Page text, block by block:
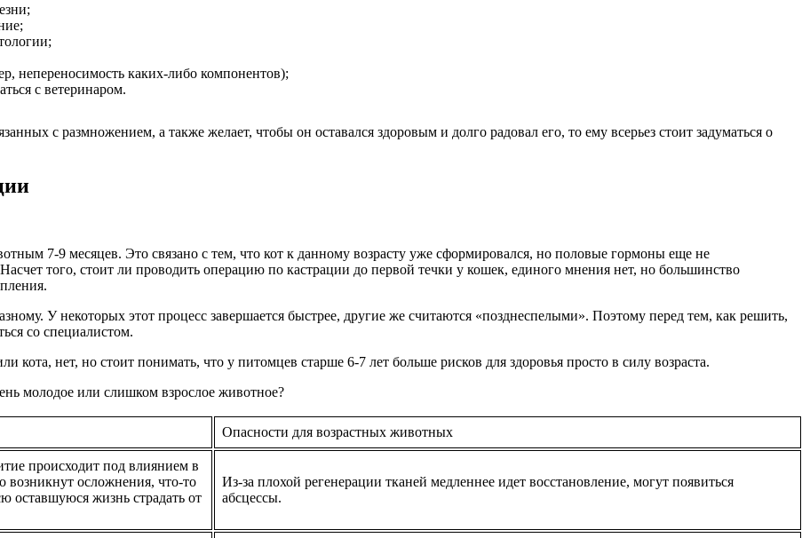
непереносимость каких-либо компонентов);
с ветеринаром.
с размножением, а также желает, чтобы он оставался здоровым и долго радовал его, то ему всерьез стоит задуматься о
7-9 месяцев. Это связано с тем, что кот к данному возрасту уже сформировался, но половые гормоны еще не
того, стоит ли проводить операцию по кастрации до первой течки у кошек, единого мнения нет, но большинство
У некоторых этот процесс завершается быстрее, другие же считаются «позднеспелыми». Поэтому перед тем, как решить,
со специалистом.
кота, нет, но стоит понимать, что у питомцев старше 6-7 лет больше рисков для здоровья просто в силу возраста.
молодое или слишком взрослое животное?
Опасности для возрастных животных
происходит под влиянием в
осложнения, что-то
оставшуюся жизнь страдать от
Из-за плохой регенерации тканей медленнее идет восстановление, могут появиться
абсцессы.